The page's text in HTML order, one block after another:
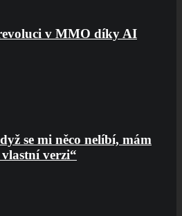
v MMO díky AI
se mi něco nelíbí, mám
verzi“